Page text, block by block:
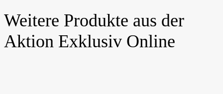
Weitere Produkte aus der
Aktion Exklusiv Online